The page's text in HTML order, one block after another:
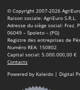
© Copyright 2007-2026
Raison sociale: AgriEuro S.R.L.
Adresse du siège social: Fraz.
06049 – Spoleto – (PG)
Registre des entreprises de
Numéro REA: 150802
Capital social: 5.000.000,00 €
Contacts
Powered by Kaleido | Digital